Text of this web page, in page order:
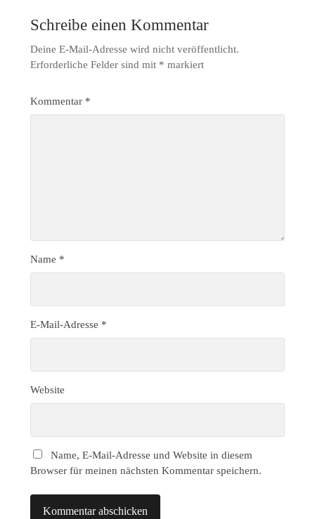
Schreibe einen Kommentar
Deine E-Mail-Adresse wird nicht veröffentlicht.
Erforderliche Felder sind mit * markiert
Kommentar *
Name *
E-Mail-Adresse *
Website
Name, E-Mail-Adresse und Website in diesem
Browser für meinen nächsten Kommentar speichern.